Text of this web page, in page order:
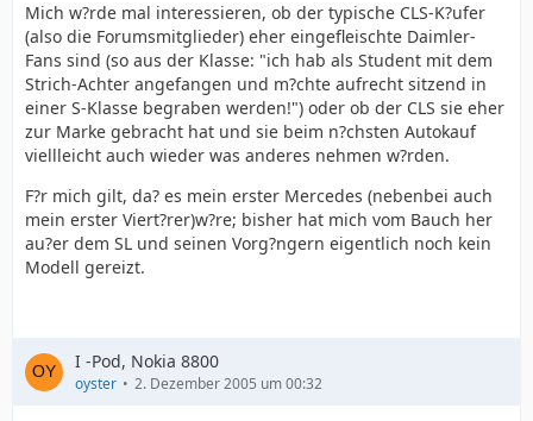
Mich w?rde mal interessieren, ob der typische CLS-K?ufer
(also die Forumsmitglieder) eher eingefleischte Daimler-
Fans sind (so aus der Klasse: "ich hab als Student mit dem
Strich-Achter angefangen und m?chte aufrecht sitzend in
einer S-Klasse begraben werden!") oder ob der CLS sie eher
zur Marke gebracht hat und sie beim n?chsten Autokauf
viellleicht auch wieder was anderes nehmen w?rden.
F?r mich gilt, da? es mein erster Mercedes (nebenbei auch
mein erster Viert?rer)w?re; bisher hat mich vom Bauch her
au?er dem SL und seinen Vorg?ngern eigentlich noch kein
Modell gereizt.
I -Pod, Nokia 8800
oyster 2. Dezember 2005 um 00:32